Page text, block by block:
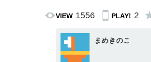
PLAY! 2
VIEW 1556
まめきのこ